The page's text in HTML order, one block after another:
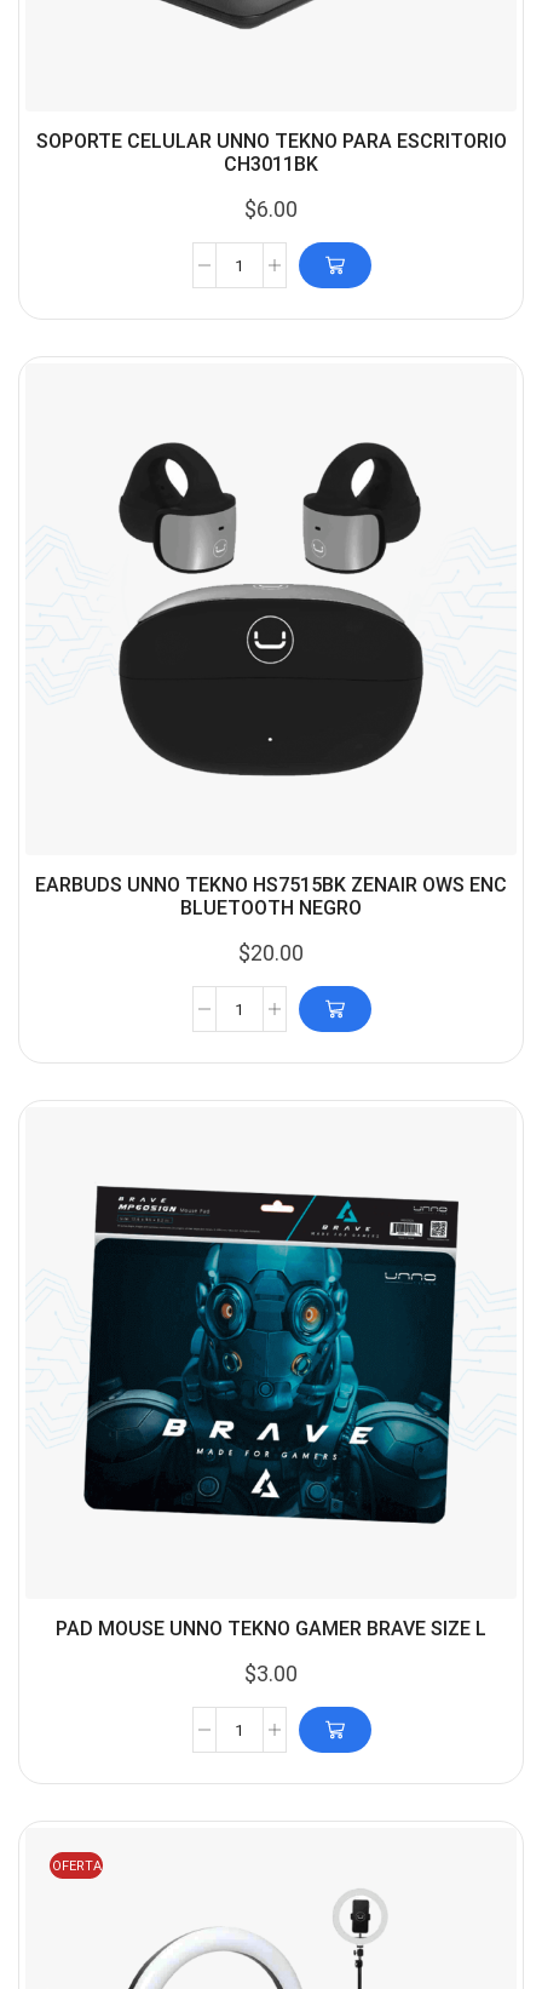
SOPORTE CELULAR UNNO TEKNO PARA ESCRITORIO
CH3011BK
$6.00
EARBUDS UNNO TEKNO HS7515BK ZENAIR OWS ENC
BLUETOOTH NEGRO
$20.00
PAD MOUSE UNNO TEKNO GAMER BRAVE SIZE L
$3.00
OFERTA